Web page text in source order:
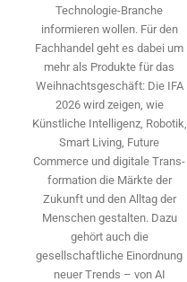
Technologie-­Branche
informieren wollen. Für den
Fachhandel geht es dabei um
mehr als Produkte für das
Weihnachtsgeschäft: Die IFA
2026 wird ­zeigen, wie
Künstliche Intelligenz, Robotik,
Smart Living, Future
Commerce und digitale Trans­
formation die Märkte der
Zukunft und den Alltag der
Menschen gestalten. Dazu
gehört auch die
gesellschaftliche Einordnung
neuer Trends – von AI